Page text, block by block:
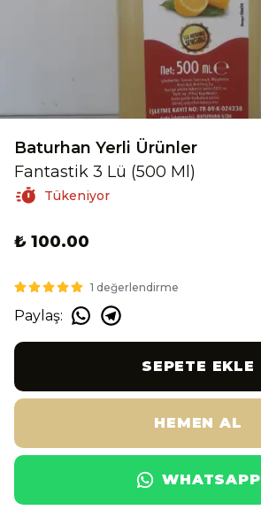
Baturhan Yerli Ürünler
Fantastik 3 Lü (500 Ml)
Tükeniyor
₺ 100.00
1 değerlendirme
Paylaş:
SEPETE EKLE
HEMEN AL
WHATSAPP